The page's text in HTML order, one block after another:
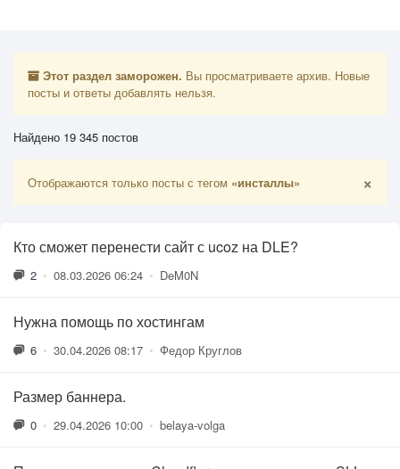
Этот раздел заморожен. Вы просматриваете архив. Новые
посты и ответы добавлять нельзя.
Найдено 19 345 постов
Отображаются только посты с тегом «инсталлы» ×
Кто сможет перенести сайт с ucoz на DLE?
2 • 08.03.2026 06:24 • DeM0N
Нужна помощь по хостингам
6 • 30.04.2026 08:17 • Федор Круглов
Размер баннера.
0 • 29.04.2026 10:00 • belaya-volga